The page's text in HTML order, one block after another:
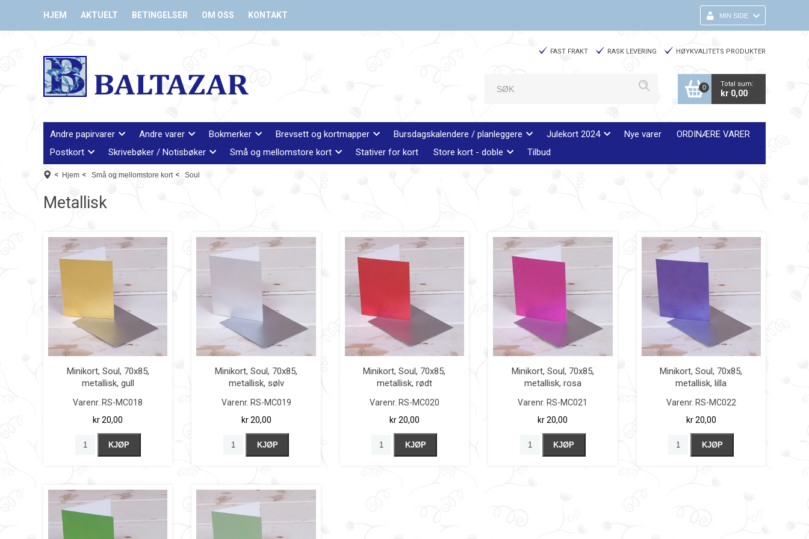
HJEM AKTUELT BETINGELSER OM OSS KONTAKT MIN SIDE
FAST FRAKT RASK LEVERING HØYKVALITETS PRODUKTER
0 Total sum:
kr 0,00
Andre papirvarer Andre varer Bokmerker Brevsett og kortmapper Bursdagskalendere / planleggere Julekort 2024 Nye varer
ORDINÆRE VARER
Postkort
Skrivebøker / Notisbøker Små og mellomstore kort Stativer for kort Store kort - doble Tilbud
< Hjem < Små og mellomstore kort < Soul
Metallisk
Minikort, Soul, 70x85,
metallisk, gull
Varenr. RS-MC018
kr 20,00
KJØP
Minikort, Soul, 70x85,
metallisk, sølv
Varenr. RS-MC019
kr 20,00
KJØP
Minikort, Soul, 70x85,
metallisk, rødt
Varenr. RS-MC020
kr 20,00
KJØP
Minikort, Soul, 70x85,
metallisk, rosa
Varenr. RS-MC021
kr 20,00
KJØP
Minikort, Soul, 70x85,
metallisk, lilla
Varenr. RS-MC022
kr 20,00
KJØP